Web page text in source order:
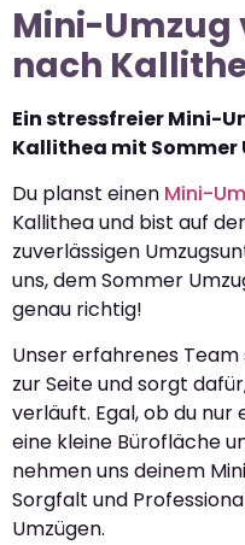
Mini-Umzug
nach
Ein stressfreier Mini-
Kallithea mit Sommer
Du planst einen Mini-
Kallithea und bist auf
zuverlässigen
uns, dem Sommer
genau richtig!
Unser erfahrenes
zur Seite und sorgt
verläuft. Egal, ob du nur
eine kleine Bürofläche
nehmen uns deinem
Sorgfalt und
Umzügen.